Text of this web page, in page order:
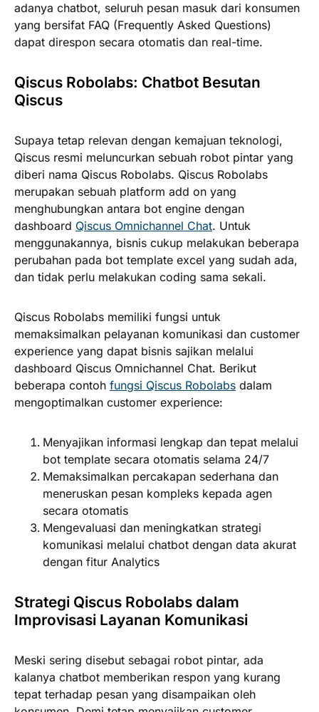
adanya chatbot, seluruh pesan masuk dari konsumen
yang bersifat FAQ (Frequently Asked Questions)
dapat direspon secara otomatis dan real-time.
Qiscus Robolabs: Chatbot Besutan
Qiscus
Supaya tetap relevan dengan kemajuan teknologi,
Qiscus resmi meluncurkan sebuah robot pintar yang
diberi nama Qiscus Robolabs. Qiscus Robolabs
merupakan sebuah platform add on yang
menghubungkan antara bot engine dengan
dashboard Qiscus Omnichannel Chat. Untuk
menggunakannya, bisnis cukup melakukan beberapa
perubahan pada bot template excel yang sudah ada,
dan tidak perlu melakukan coding sama sekali.
Qiscus Robolabs memiliki fungsi untuk
memaksimalkan pelayanan komunikasi dan customer
experience yang dapat bisnis sajikan melalui
dashboard Qiscus Omnichannel Chat. Berikut
beberapa contoh fungsi Qiscus Robolabs dalam
mengoptimalkan customer experience:
Menyajikan informasi lengkap dan tepat melalui
bot template secara otomatis selama 24/7
Memaksimalkan percakapan sederhana dan
meneruskan pesan kompleks kepada agen
secara otomatis
Mengevaluasi dan meningkatkan strategi
komunikasi melalui chatbot dengan data akurat
dengan fitur Analytics
Strategi Qiscus Robolabs dalam
Improvisasi Layanan Komunikasi
Meski sering disebut sebagai robot pintar, ada
kalanya chatbot memberikan respon yang kurang
tepat terhadap pesan yang disampaikan oleh